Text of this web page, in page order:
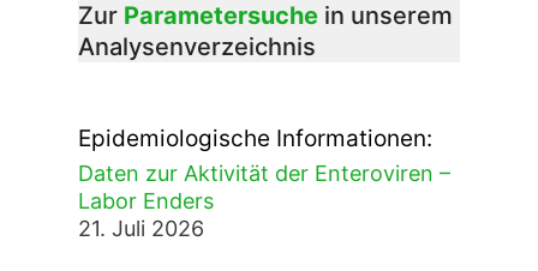
Zur Parametersuche in unserem
Analysenverzeichnis
Epidemiologische Informationen:
Daten zur Aktivität der Enteroviren –
Labor Enders
21. Juli 2026